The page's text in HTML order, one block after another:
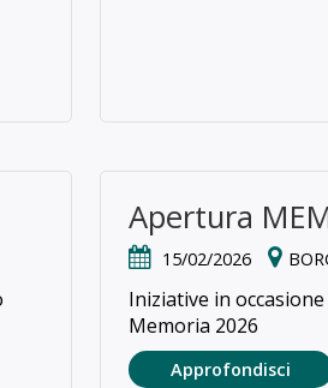
Apertura
15/02/2026
Iniziative in
Memoria 2026
Approfondisci